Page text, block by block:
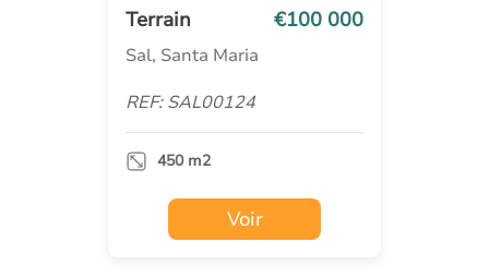
Terrain €100 000
Sal, Santa Maria
REF: SAL00124
450 m2
Voir